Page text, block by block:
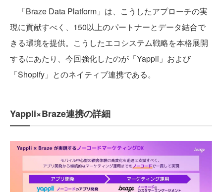
「Braze Data Platform」は、こうしたアプローチの実
現に貢献すべく、150以上のパートナーとデータ結合で
きる環境を提供。こうしたエコシステム戦略を本格展開
するにあたり、今回強化したのが「Yappli」および
「Shopify」とのネイティブ連携である。
Yappli×Braze連携の詳細